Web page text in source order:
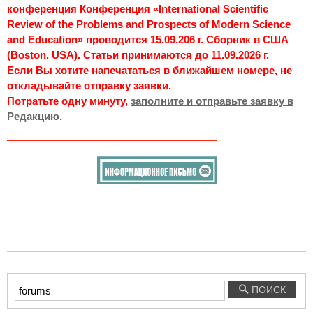
конференция Конференция «International Scientific
Review of the Problems and Prospects of Modern Science
and Education» проводится 15.09.206 г. Сборник в США
(Boston. USA). Статьи принимаются до 11.09.2026 г.
Если Вы хотите напечататься в ближайшем номере, не
откладывайте отправку заявки.
Потратьте одну минуту, заполните и отправьте заявку в
Редакцию.
Введите
текст
ПОИСК